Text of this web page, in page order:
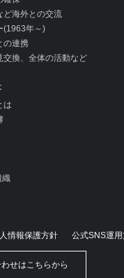
ど海外との交流
(1963年～)
の連携
交換、全体の活動など
は
織
情報保護方針 公式SNS運
せはこちらから